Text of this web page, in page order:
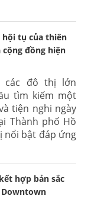
hội tụ của thiên
đồng hiện
các đô thị lớn
tìm kiếm một
tiện nghi ngày
Thành phố Hồ
nổi bật đáp ứng
hợp bản sắc